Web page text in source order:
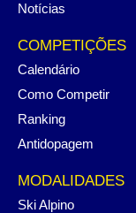
Notícias
COMPETIÇÕES
Calendário
Como Competir
Ranking
Antidopagem
MODALIDADES
Ski Alpino